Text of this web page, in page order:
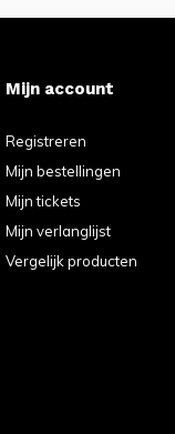
Mijn account
Registreren
Mijn bestellingen
Mijn tickets
Mijn verlanglijst
Vergelijk producten